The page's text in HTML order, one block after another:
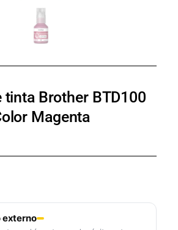
tinta Brother BTD100
Magenta
externo